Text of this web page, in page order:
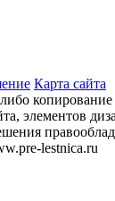
Карта сайта
копирование
элементов
lestnica.ru